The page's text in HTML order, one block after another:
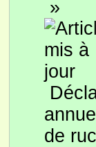
»
de